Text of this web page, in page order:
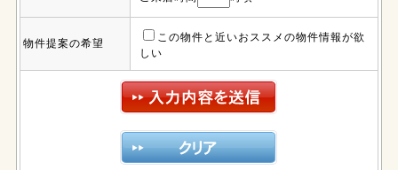
物件提案の希望
この物件と近いおススメの物件情報が欲
しい